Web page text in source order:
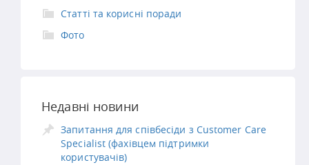
Статті та корисні поради
Фото
Недавні новини
Запитання для співбесіди з Customer Care
Specialist (фахівцем підтримки
користувачів)